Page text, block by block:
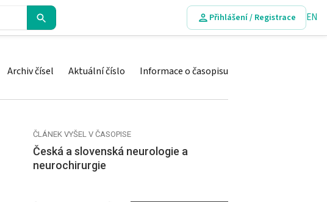
Přihlášení / Registrace EN
Archiv čísel Aktuální číslo Informace o časopisu
ČLÁNEK VYŠEL V ČASOPISE
Česká a slovenská neurologie a
neurochirurgie